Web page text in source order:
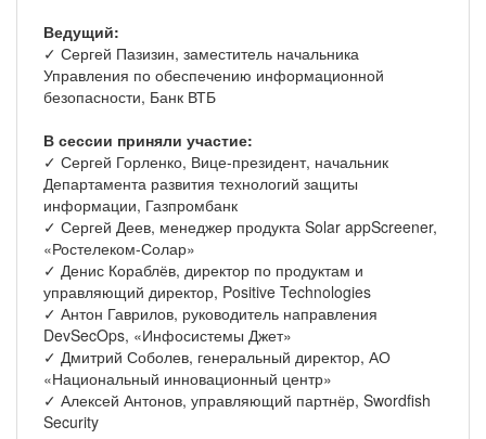
Ведущий:
✓ Сергей Пазизин, заместитель начальника
Управления по обеспечению информационной
безопасности, Банк ВТБ
В сессии приняли участие:
✓ Сергей Горленко, Вице-президент, начальник
Департамента развития технологий защиты
информации, Газпромбанк
✓ Сергей Деев, менеджер продукта Solar appScreener,
«Ростелеком-Солар»
✓ Денис Кораблёв, директор по продуктам и
управляющий директор, Positive Technologies
✓ Антон Гаврилов, руководитель направления
DevSecOps, «Инфосистемы Джет»
✓ Дмитрий Соболев, генеральный директор, АО
«Национальный инновационный центр»
✓ Алексей Антонов, управляющий партнёр, Swordfish
Security